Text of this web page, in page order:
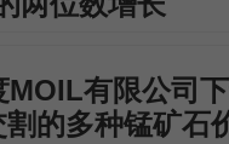
MOIL有限公司
的多种锰矿石